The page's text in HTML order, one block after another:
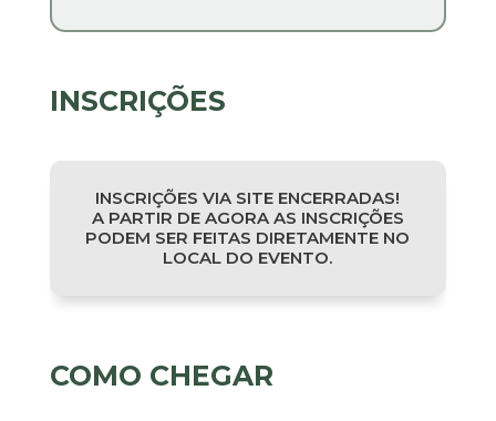
INSCRIÇÕES
INSCRIÇÕES VIA SITE ENCERRADAS!
A PARTIR DE AGORA AS INSCRIÇÕES
PODEM SER FEITAS DIRETAMENTE NO
LOCAL DO EVENTO.
COMO CHEGAR